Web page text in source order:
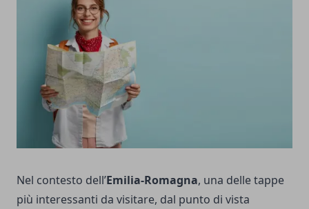
Nel contesto dell’Emilia-Romagna, una delle tappe
più interessanti da visitare, dal punto di vista